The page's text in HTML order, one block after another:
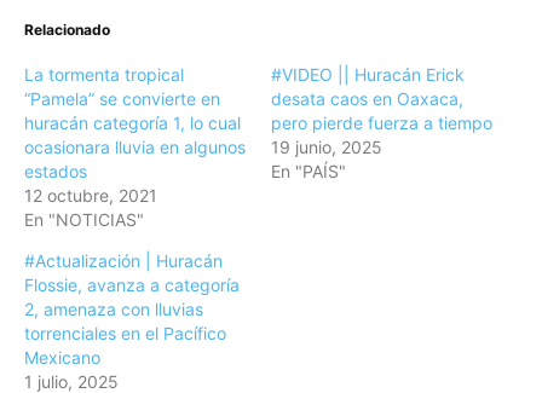
Relacionado
La tormenta tropical
“Pamela” se convierte en
huracán categoría 1, lo cual
ocasionara lluvia en algunos
estados
12 octubre, 2021
En "NOTICIAS"
#VIDEO || Huracán Erick
desata caos en Oaxaca,
pero pierde fuerza a tiempo
19 junio, 2025
En "PAÍS"
#Actualización | Huracán
Flossie, avanza a categoría
2, amenaza con lluvias
torrenciales en el Pacífico
Mexicano
1 julio, 2025